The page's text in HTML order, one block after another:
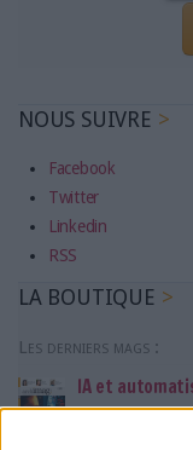
NOUS SUIVRE
Facebook
Twitter
Linkedin
RSS
LA BOUTIQUE
Les derniers mags :
IA et